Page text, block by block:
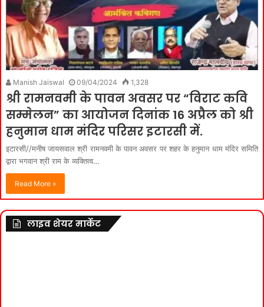
Manish Jaiswal 09/04/2024 1,328
श्री रामनवमी के पावन अवसर पर “विराट कवि
सम्मेलन” का आयोजन दिनांक 16 अप्रैल को श्री
हनुमान धाम मंदिर परिसर इटारसी में.
इटारसी//मनीष जायसवाल श्री रामनवमी के पावन अवसर पर शहर के हनुमान धाम मंदिर समिति
द्वारा भगवान श्री राम के व्यक्तित्व…
Read More »
लाइव शेयर मार्केट